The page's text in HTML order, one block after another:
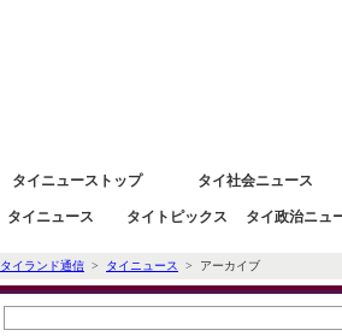
タイニューストップ タイ社会ニュース
タイニュース タイトピックス タイ政治ニュ
タイランド通信 > タイニュース > アーカイブ